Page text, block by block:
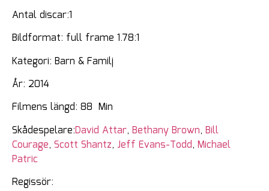
Antal discar:1
Bildformat: full frame 1.78:1
Kategori: Barn & Familj
År: 2014
Filmens längd: 88 Min
Skådespelare:David Attar, Bethany Brown, Bill
Courage, Scott Shantz, Jeff Evans-Todd, Michael
Patric
Regissör: